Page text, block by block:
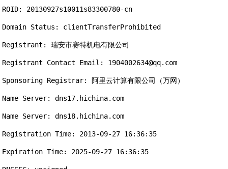
ROID: 20130927s10011s83300780-cn
Domain Status: clientTransferProhibited
Registrant: 瑞安市赛特机电有限公司
Registrant Contact Email: 1904002634@qq.com
Sponsoring Registrar: 阿里云计算有限公司（万网）
Name Server: dns17.hichina.com
Name Server: dns18.hichina.com
Registration Time: 2013-09-27 16:36:35
Expiration Time: 2025-09-27 16:36:35